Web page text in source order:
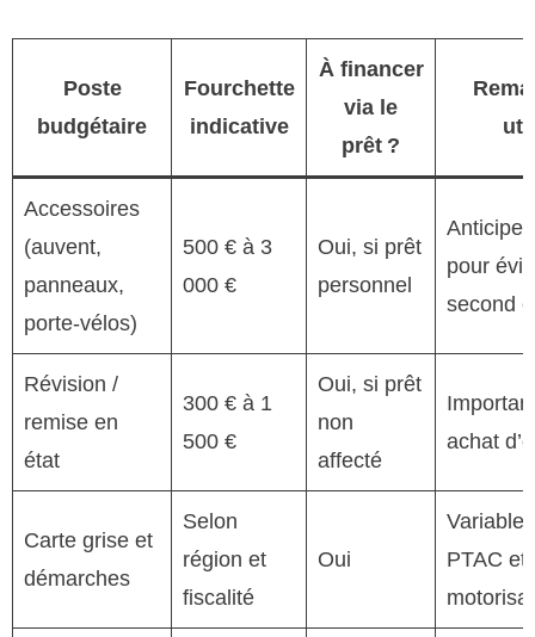
Poste
budgétaire
Fourchette
indicative
À financer
via le
prêt ?
Accessoires
(auvent,
panneaux,
porte-vélos)
500 € à 3
000 €
Oui, si prêt
personnel
pour
second
Révision /
remise en
état
300 € à 1
500 €
Oui, si prêt
non
affecté
achat
Carte grise et
démarches
Selon
région et
fiscalité
Oui
Variable
PTAC et